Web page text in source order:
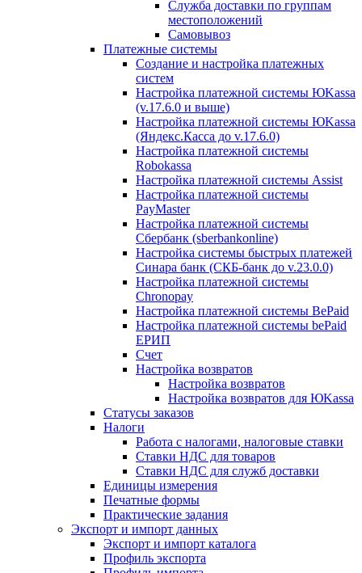
Служба доставки по группам
местоположений
Самовывоз
Платежные системы
Создание и настройка платежных
систем
Настройка платежной системы ЮKassa
(v.17.6.0 и выше)
Настройка платежной системы ЮKassa
(Яндекс.Касса до v.17.6.0)
Настройка платежной системы
Robokassa
Настройка платежной системы Assist
Настройка платежной системы
PayMaster
Настройка платежной системы
Сбербанк (sberbankonline)
Настройка системы быстрых платежей
Синара банк (СКБ-банк до v.23.0.0)
Настройка платежной системы
Chronopay
Настройка платежной системы BePaid
Настройка платежной системы bePaid
ЕРИП
Счет
Настройка возвратов
Настройка возвратов
Настройка возвратов для ЮKassa
Статусы заказов
Налоги
Работа с налогами, налоговые ставки
Ставки НДС для товаров
Ставки НДС для служб доставки
Единицы измерения
Печатные формы
Практические задания
Экспорт и импорт данных
Экспорт и импорт каталога
Профиль экспорта